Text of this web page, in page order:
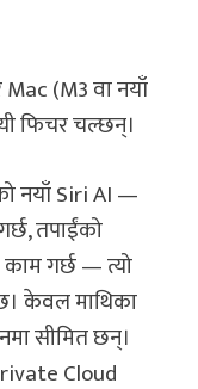
(M3 वा नयाँ
फिचर चल्छन्।
नयाँ Siri AI —
तपाईंको
गर्छ — त्यो
केवल माथिका
सीमित छन्।
Cloud